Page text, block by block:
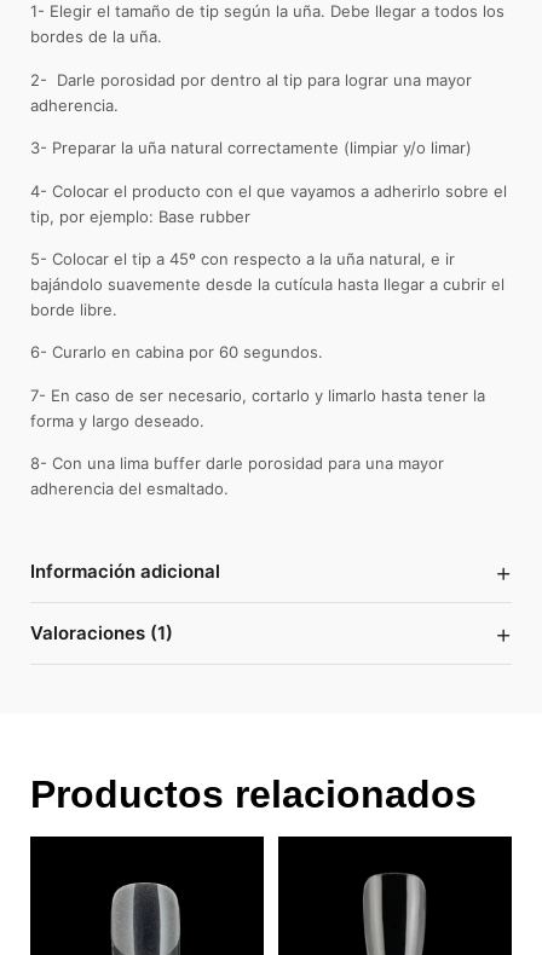
1- Elegir el tamaño de tip según la uña. Debe llegar a todos los
bordes de la uña.
2- Darle porosidad por dentro al tip para lograr una mayor
adherencia.
3- Preparar la uña natural correctamente (limpiar y/o limar)
4- Colocar el producto con el que vayamos a adherirlo sobre el
tip, por ejemplo: Base rubber
5- Colocar el tip a 45º con respecto a la uña natural, e ir
bajándolo suavemente desde la cutícula hasta llegar a cubrir el
borde libre.
6- Curarlo en cabina por 60 segundos.
7- En caso de ser necesario, cortarlo y limarlo hasta tener la
forma y largo deseado.
8- Con una lima buffer darle porosidad para una mayor
adherencia del esmaltado.
Información adicional +
Valoraciones (1) +
Productos relacionados